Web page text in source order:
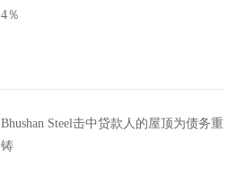
4％
Bhushan Steel击中贷款人的屋顶为债务重
铸